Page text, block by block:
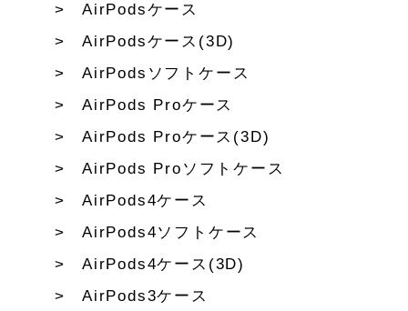
AirPodsケース
AirPodsケース(3D)
AirPodsソフトケース
AirPods Proケース
AirPods Proケース(3D)
AirPods Proソフトケース
AirPods4ケース
AirPods4ソフトケース
AirPods4ケース(3D)
AirPods3ケース